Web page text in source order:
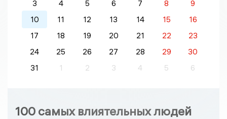
3
4 5 6 7 8
9
10
11 12 13 14 15
16
17
18 19 20 21 22
23
24
25 26 27 28 29
30
31
1 2 3 4 5 6
100 самых влиятельных людей